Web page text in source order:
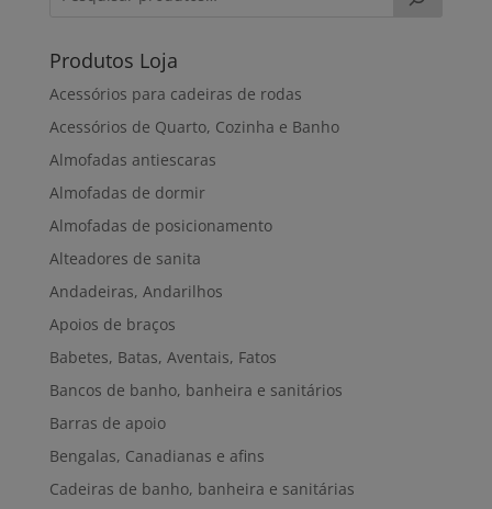
Produtos Loja
Acessórios para cadeiras de rodas
Acessórios de Quarto, Cozinha e Banho
Almofadas antiescaras
Almofadas de dormir
Almofadas de posicionamento
Alteadores de sanita
Andadeiras, Andarilhos
Apoios de braços
Babetes, Batas, Aventais, Fatos
Bancos de banho, banheira e sanitários
Barras de apoio
Bengalas, Canadianas e afins
Cadeiras de banho, banheira e sanitárias